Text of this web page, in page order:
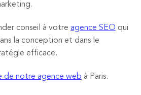
conseil à votre agence SEO qui
la conception et dans le
efficace.
de notre agence web à Paris.